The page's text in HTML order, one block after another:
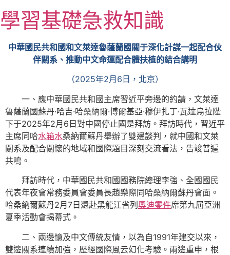
至
主
學習基礎急救知識
中華國民共和國和文萊達魯薩蘭國關于深化計謀一起配合伙
伴關系、推動中文命運配合體扶植的結合講明
（2025年2月6日，北京）
一、應中華國民共和國主席習近平旁邊的約請，文萊達
魯薩蘭國蘇丹·哈吉·哈桑納爾·博爾基亞·穆伊扎丁·瓦達烏拉陛
下于2025年2月6日對中國停止國是拜訪。拜訪時代，習近平
主席同哈水箱水桑納爾蘇丹舉辦了雙邊談判，就中國和文萊
關系及配合關懷的地域和國際題目深刻交流看法，告竣普遍
共鳴。
拜訪時代，中華國民共和國國務院總理李強、全國國民
代表年夜會常務委員會委員長趙樂際同哈桑納爾蘇丹會面。
哈桑納爾蘇丹2月7日還赴黑龍江省列 奧迪零件席第九屆亞洲
夏季活動會揭幕式。
二、兩邊憶及中文傳統友情，以為自1991年建交以來，
雙邊關系連續加強，歷經國際風云幻化考驗。兩邊重申，根